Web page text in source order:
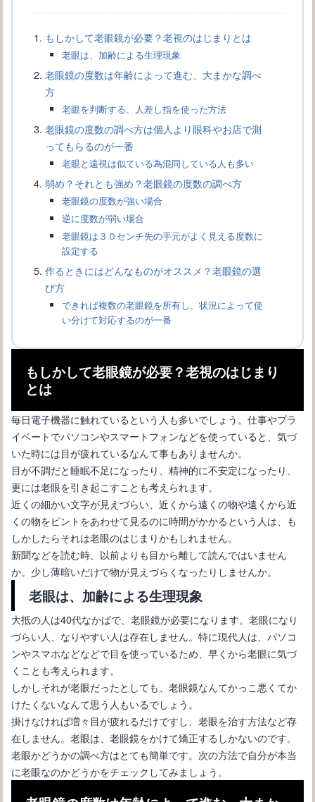
メガネのフレームなしタイプは知的に見せたい女子におすすめ
カラーレンズをメガネに入れるポイントと女性に似合うカラー選
ウェリントンはメガネの中で最もメンズにおすすめのフレームで
す♪
眼鏡フレーム！似合う・似合わないを見極めるポイントとは！？
もしかして老眼鏡が必要？老視のはじまりとは
老眼は、加齢による生理現象
老眼鏡の度数は年齢によって進む、大まかな調べ
方
老眼を判断する、人差し指を使った方法
老眼鏡の度数の調べ方は個人より眼科やお店で測
ってもらるのが一番
老眼と遠視は似ている為混同している人も多い
弱め？それとも強め？老眼鏡の度数の調べ方
老眼鏡の度数が強い場合
逆に度数が弱い場合
老眼鏡は３０センチ先の手元がよく見える度数に
設定する
作るときにはどんなものがオススメ？老眼鏡の選
び方
できれば複数の老眼鏡を所有し、状況によって使
い分けて対応するのが一番
もしかして老眼鏡が必要？老視のはじまり
とは
毎日電子機器に触れているという人も多いでしょう。仕事やプラ
イベートでパソコンやスマートフォンなどを使っていると、気づ
いた時には目が疲れているなんて事もありませんか。
目が不調だと睡眠不足になったり、精神的に不安定になったり、
更には老眼を引き起こすことも考えられます。
近くの細かい文字が見えづらい、近くから遠くの物や遠くから近
くの物をピントをあわせて見るのに時間がかかるという人は、も
しかしたらそれは老眼のはじまりかもしれません。
新聞などを読む時、以前よりも目から離して読んではいません
か。少し薄暗いだけで物が見えづらくなったりしませんか。
老眼は、加齢による生理現象
大抵の人は40代なかばで、老眼鏡が必要になります。老眼になり
づらい人、なりやすい人は存在しません。特に現代人は、パソコ
ンやスマホなどなどで目を使っているため、早くから老眼に気づ
くことも考えられます。
しかしそれが老眼だったとしても、老眼鏡なんてかっこ悪くてか
けたくないなんて思う人もいるでしょう。
掛けなければ増々目が疲れるだけですし、老眼を治す方法など存
在しません。老眼は、老眼鏡をかけて矯正するしかないのです。
老眼かどうかの調べ方はとても簡単です。次の方法で自分が本当
に老眼なのかどうかをチェックしてみましょう。